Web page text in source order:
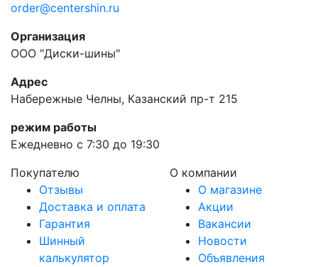
order@centershin.ru
Организация
ООО "Диски-шины"
Адрес
Набережные Челны, Казанский пр-т 215
режим работы
Ежедневно с 7:30 до 19:30
Покупателю
Отзывы
Доставка и оплата
Гарантия
Шинный
калькулятор
О компании
О магазине
Акции
Вакансии
Новости
Объявления